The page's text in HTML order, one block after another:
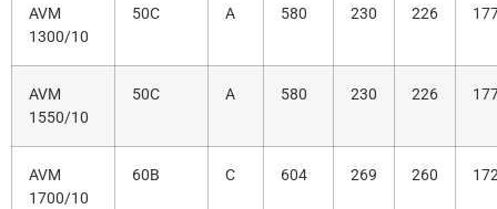
AVM
1300/10
50C A 580 230 226
AVM
1550/10
50C A 580 230 226
AVM
1700/10
60B C 604 269 260